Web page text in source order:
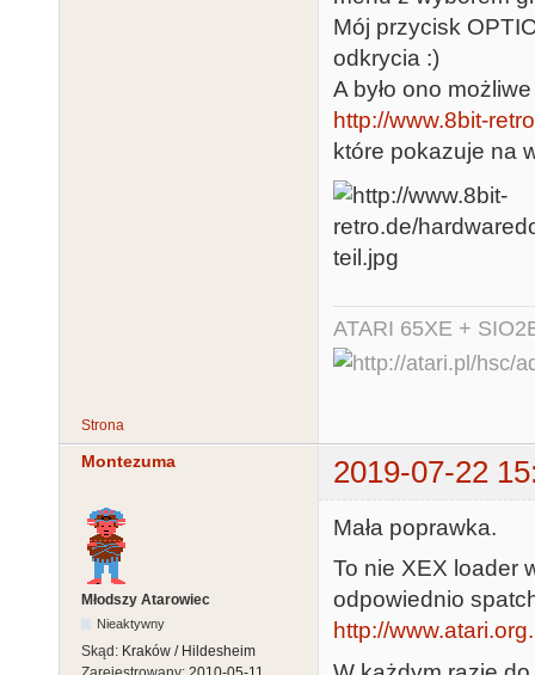
Mój przycisk
odkrycia :)
A było ono
http://www.8bit-
które pokazuje na
ATARI 65XE +
Strona
Montezuma 2019-07-22
Młodszy Atarowiec
Nieaktywny
Skąd: Kraków / Hildesheim
Mała poprawka.
To nie XEX loader
odpowiednio
http://